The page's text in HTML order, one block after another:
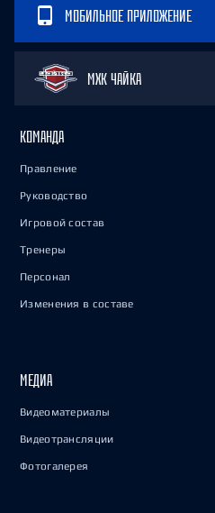
МОБИЛЬНОЕ ПРИЛОЖЕНИЕ
МХК ЧАЙКА
КОМАНДА
Правление
Руководство
Игровой состав
Тренеры
Персонал
Изменения в составе
МЕДИА
Видеоматериалы
Видеотрансляции
Фотогалерея